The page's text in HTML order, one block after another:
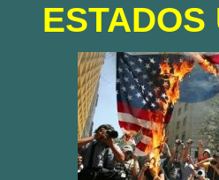
ESTADOS